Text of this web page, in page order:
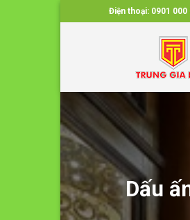
to
Điện thoại: 0901 000
Dấu